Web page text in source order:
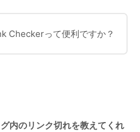
Checkerって便利ですか？
内のリンク切れを教えてくれ